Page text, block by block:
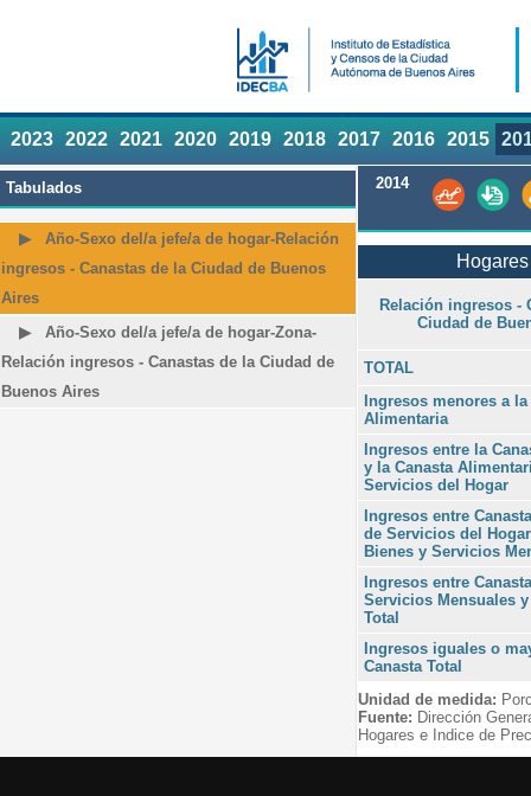
2023 2022 2021 2020 2019 2018 2017 2016 2015
Tabulados
Año-Sexo del/a jefe/a de hogar-Relación
ingresos - Canastas de la Ciudad de Buenos
Aires
Año-Sexo del/a jefe/a de hogar-Zona-
Relación ingresos - Canastas de la Ciudad de
Buenos Aires
2014
Relación ingresos -
Ciudad de
TOTAL
Ingresos menores a la
Alimentaria
Ingresos entre la
y la Canasta
Servicios del Hogar
Ingresos entre
de Servicios del
Bienes y Servicios
Ingresos entre
Servicios Mensuales y
Total
Ingresos iguales o
Canasta Total
Unidad de medida:
Fuente: Dirección
Hogares e Indice de